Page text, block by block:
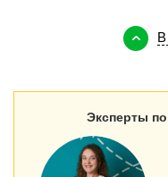
В
Эксперты